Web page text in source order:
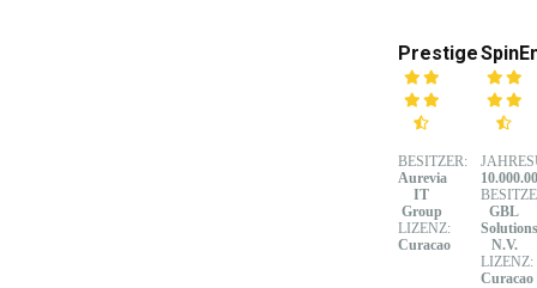
Prestige
BESITZER:
Aurevia
IT
Group
LIZENZ:
Curacao
GBL
Solutions
N.V.
LIZENZ:
Curacao